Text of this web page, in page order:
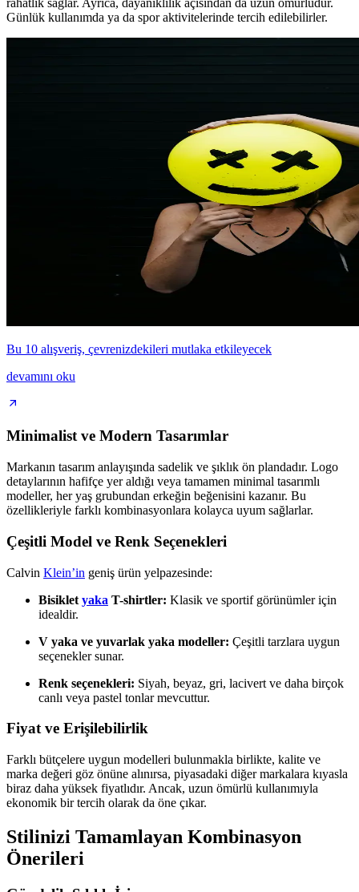
Günlük kullanımda ya da spor aktivitelerinde tercih edilebilirler.
Bu 10 alışveriş, çevrenizdekileri mutlaka etkileyecek
devamını oku
Minimalist ve Modern Tasarımlar
Markanın tasarım anlayışında sadelik ve şıklık ön plandadır. Logo
detaylarının hafifçe yer aldığı veya tamamen minimal tasarımlı
modeller, her yaş grubundan erkeğin beğenisini kazanır. Bu
özellikleriyle farklı kombinasyonlara kolayca uyum sağlarlar.
Çeşitli Model ve Renk Seçenekleri
Calvin Klein’in geniş ürün yelpazesinde:
Bisiklet yaka T-shirtler: Klasik ve sportif görünümler için
idealdir.
V yaka ve yuvarlak yaka modeller: Çeşitli tarzlara uygun
seçenekler sunar.
Renk seçenekleri: Siyah, beyaz, gri, lacivert ve daha birçok
canlı veya pastel tonlar mevcuttur.
Fiyat ve Erişilebilirlik
Farklı bütçelere uygun modelleri bulunmakla birlikte, kalite ve
marka değeri göz önüne alınırsa, piyasadaki diğer markalara kıyasla
biraz daha yüksek fiyatlıdır. Ancak, uzun ömürlü kullanımıyla
ekonomik bir tercih olarak da öne çıkar.
Stilinizi Tamamlayan Kombinasyon
Önerileri